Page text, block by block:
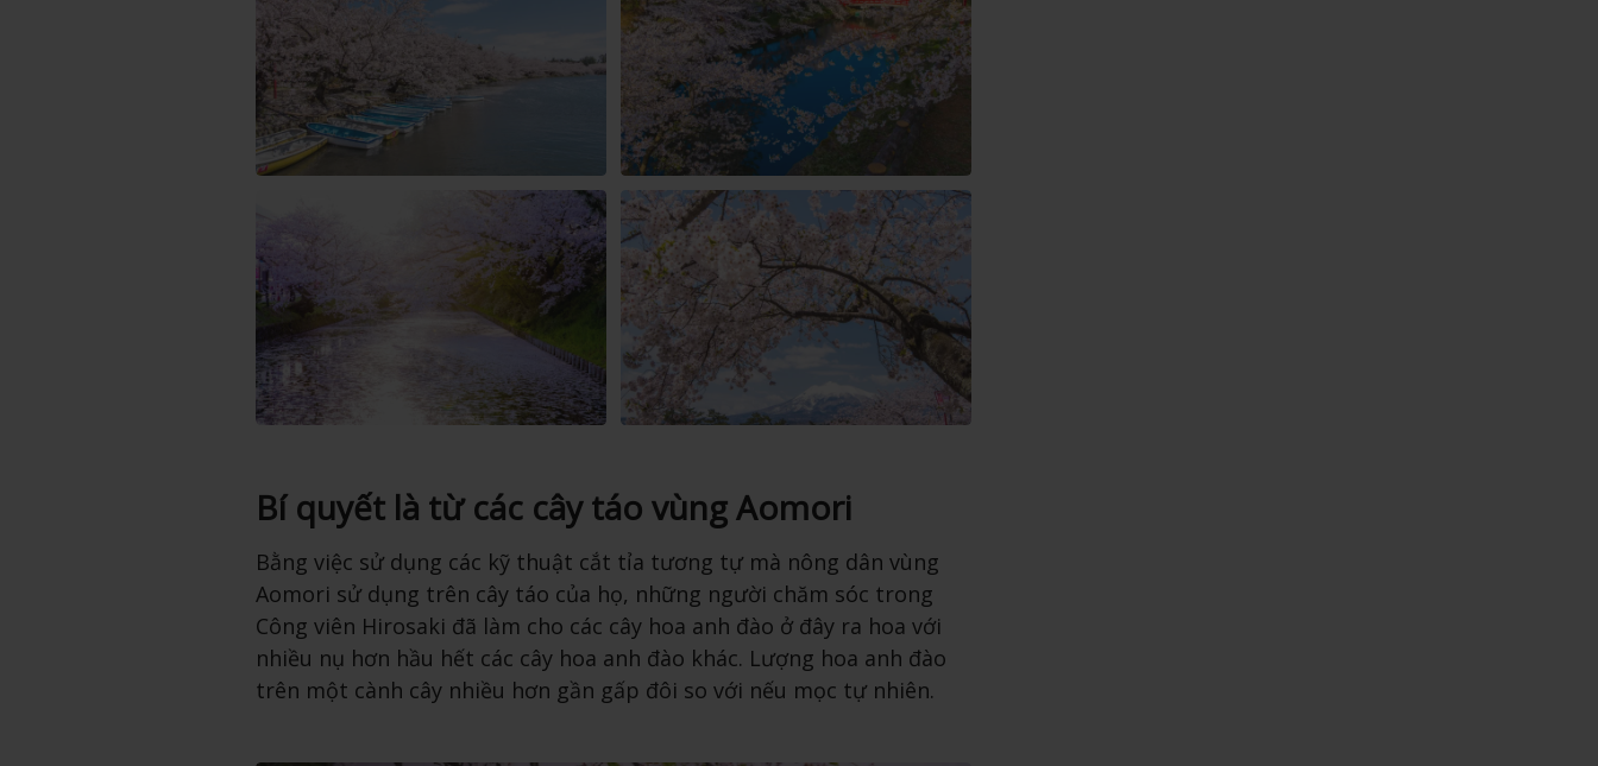
Bí quyết là từ các cây táo vùng Aomori
Bằng việc sử dụng các kỹ thuật cắt tỉa tương tự mà nông dân vùng
Aomori sử dụng trên cây táo của họ, những người chăm sóc trong
Công viên Hirosaki đã làm cho các cây hoa anh đào ở đây ra hoa với
nhiều nụ hơn hầu hết các cây hoa anh đào khác. Lượng hoa anh đào
trên một cành cây nhiều hơn gần gấp đôi so với nếu mọc tự nhiên.